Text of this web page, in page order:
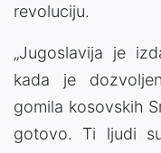
revoluciju.
„Jugoslavija je
kada je
gomila kosovskih
gotovo. Ti ljudi